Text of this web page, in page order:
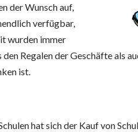
der Wunsch auf,
verfügbar,
wurden immer
Regalen der Geschäfte als
ist.
hat sich der Kauf von